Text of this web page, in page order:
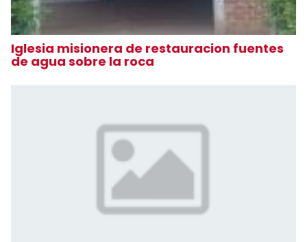
Iglesia misionera de restauracion fuentes
de agua sobre la roca